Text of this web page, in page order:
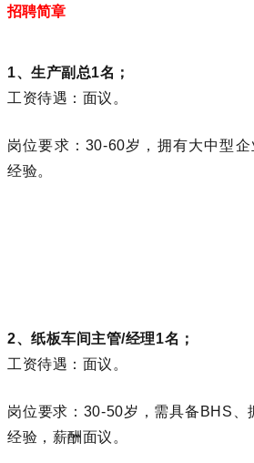
招聘简章
1、生产副总1名；
工资待遇：面议。
岗位要求：30-60岁，拥有大中型
经验。
2、纸板车间主管/经理1名；
工资待遇：面议。
岗位要求：30-50岁，需具备BHS、
经验，薪酬面议。